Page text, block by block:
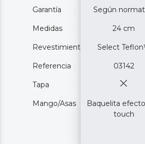
Garantía Según
Medidas 24 cm
Revestimiento Select
Referencia 03142
Tapa
Mango/Asas
Baquelita
touch